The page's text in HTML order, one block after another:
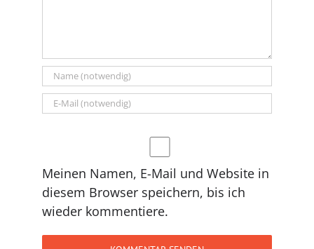
Meinen Namen, E-Mail und Website in
diesem Browser speichern, bis ich
wieder kommentiere.